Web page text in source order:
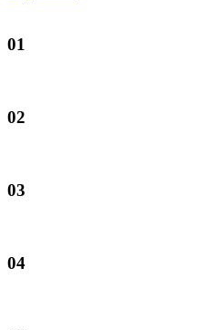
01
02
03
04